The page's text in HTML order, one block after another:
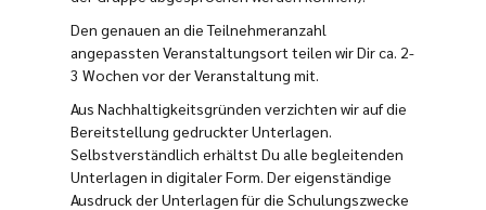
Den genauen an die Teilnehmeranzahl
angepassten Veranstaltungsort teilen wir Dir ca. 2-
3 Wochen vor der Veranstaltung mit.
Aus Nachhaltigkeitsgründen verzichten wir auf die
Bereitstellung gedruckter Unterlagen.
Selbstverständlich erhältst Du alle begleitenden
Unterlagen in digitaler Form. Der eigenständige
Ausdruck der Unterlagen für die Schulungszwecke